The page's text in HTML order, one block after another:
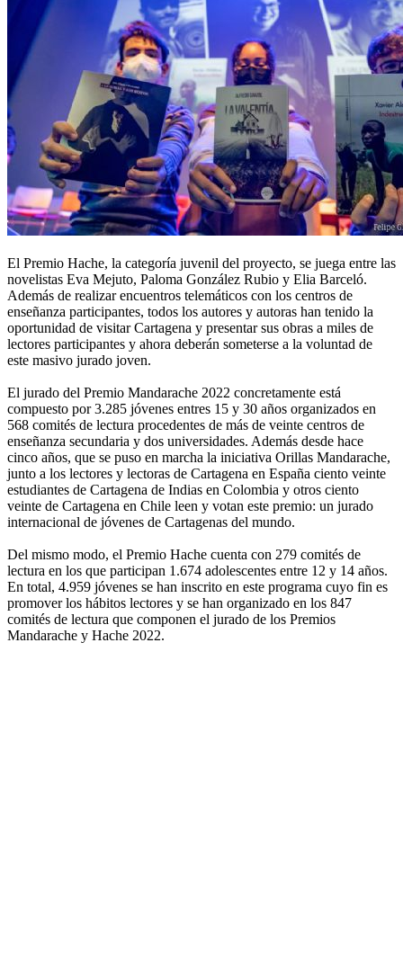
El Premio Hache, la categoría juvenil del proyecto, se juega entre las
novelistas Eva Mejuto, Paloma González Rubio y Elia Barceló.
Además de realizar encuentros telemáticos con los centros de
enseñanza participantes, todos los autores y autoras han tenido la
oportunidad de visitar Cartagena y presentar sus obras a miles de
lectores participantes y ahora deberán someterse a la voluntad de
este masivo jurado joven.
El jurado del Premio Mandarache 2022 concretamente está
compuesto por 3.285 jóvenes entres 15 y 30 años organizados en
568 comités de lectura procedentes de más de veinte centros de
enseñanza secundaria y dos universidades. Además desde hace
cinco años, que se puso en marcha la iniciativa Orillas Mandarache,
junto a los lectores y lectoras de Cartagena en España ciento veinte
estudiantes de Cartagena de Indias en Colombia y otros ciento
veinte de Cartagena en Chile leen y votan este premio: un jurado
internacional de jóvenes de Cartagenas del mundo.
Del mismo modo, el Premio Hache cuenta con 279 comités de
lectura en los que participan 1.674 adolescentes entre 12 y 14 años.
En total, 4.959 jóvenes se han inscrito en este programa cuyo fin es
promover los hábitos lectores y se han organizado en los 847
comités de lectura que componen el jurado de los Premios
Mandarache y Hache 2022.